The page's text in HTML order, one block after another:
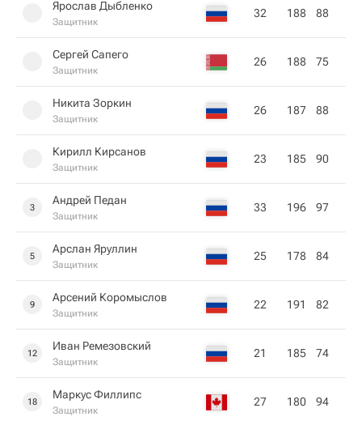
Ярослав Дыбленко
Защитник
32 188 88
Сергей Сапего
Защитник
26 188 75
Никита Зоркин
Защитник
26 187 88
Кирилл Кирсанов
Защитник
23 185 90
3
Андрей Педан
Защитник
33 196 97
5
Арслан Яруллин
Защитник
25 178 84
9
Арсений Коромыслов
Защитник
22 191 82
12
Иван Ремезовский
Защитник
21 185 74
18
Маркус Филлипс
Защитник
27 180 94